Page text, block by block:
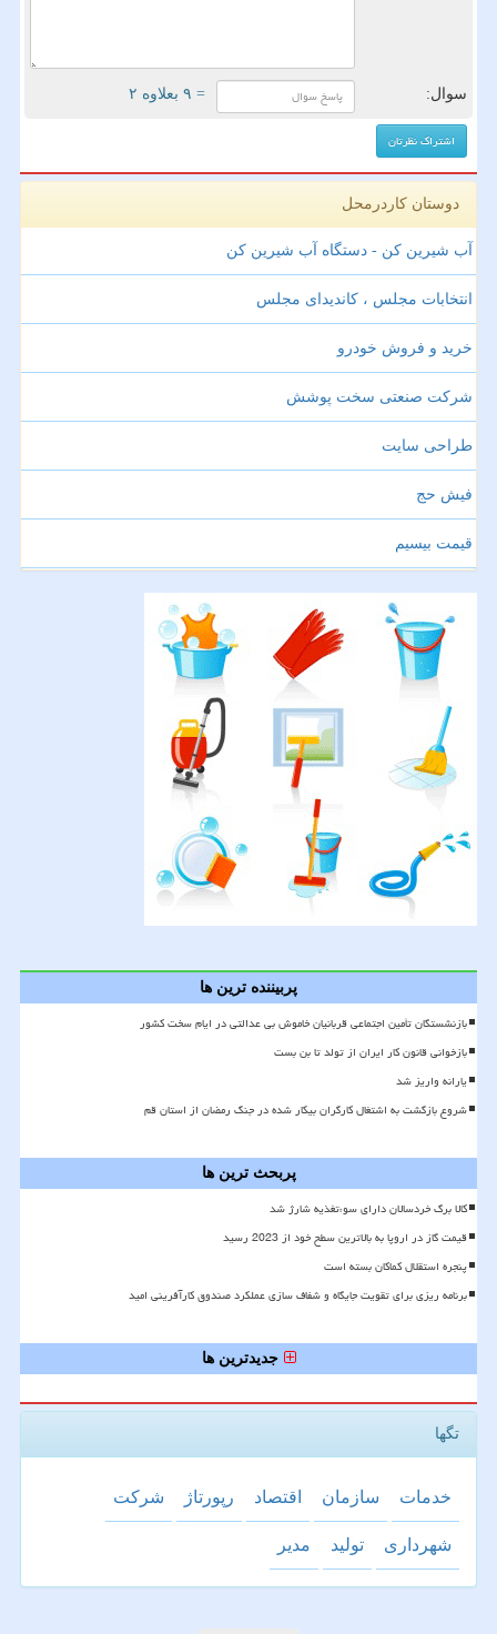
سوال: = ۹ بعلاوه ۲
دوستان کاردرمحل
آب شیرین کن - دستگاه آب شیرین کن
انتخابات مجلس ، کاندیدای مجلس
خرید و فروش خودرو
شرکت صنعتی سخت پوشش
طراحی سایت
فیش حج
قیمت بیسیم
پربیننده ترین ها
بازنشستگان تأمین اجتماعی قربانیان خاموش بی عدالتی در ایام سخت کشور
بازخوانی قانون کار ایران از تولد تا بن بست
یارانه واریز شد
شروع بازگشت به اشتغال کارگران بیکار شده در جنگ رمضان از استان قم
پربحث ترین ها
کالا برگ خردسالان دارای سوءتغذیه شارژ شد
قیمت گاز در اروپا به بالاترین سطح خود از 2023 رسید
پنجره استقلال کماکان بسته است
برنامه ریزی برای تقویت جایگاه و شفاف سازی عملکرد صندوق کارآفرینی امید
جدیدترین ها
تگها
خدمات سازمان اقتصاد رپورتاژ شركت
شهرداری تولید مدیر